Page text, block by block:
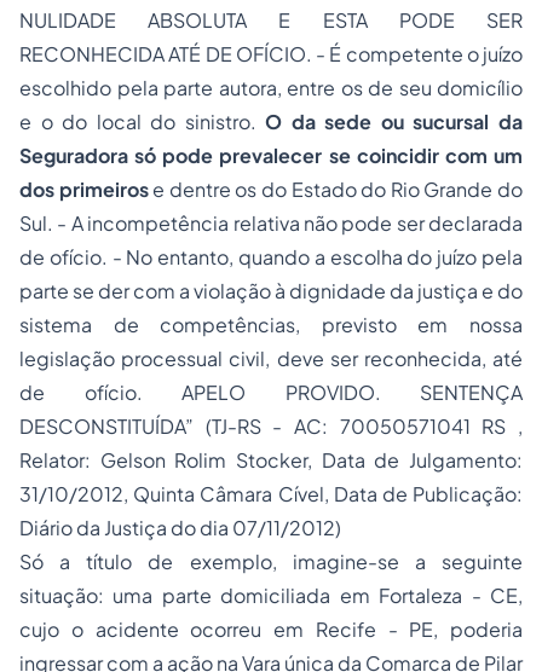
NULIDADE ABSOLUTA E ESTA PODE SER
RECONHECIDA ATÉ DE OFÍCIO. - É competente o juízo
escolhido pela parte autora, entre os de seu domicílio
e o do local do sinistro.O da sede ou sucursal da
Seguradora só pode prevalecer se coincidir com um
dos primeirose dentre os do Estado do Rio Grande do
Sul. - A incompetência relativa não pode ser declarada
de ofício. - No entanto, quando a escolha do juízo pela
parte se der com a violação à dignidade da justiça e do
sistema de competências, previsto em nossa
legislação processual civil, deve ser reconhecida, até
de ofício. APELO PROVIDO. SENTENÇA
DESCONSTITUÍDA” (TJ-RS - AC: 70050571041 RS ,
Relator: Gelson Rolim Stocker, Data de Julgamento:
31/10/2012, Quinta Câmara Cível, Data de Publicação:
Diário da Justiça do dia 07/11/2012)
Só a título de exemplo, imagine-se a seguinte
situação: uma parte domiciliada em Fortaleza - CE,
cujo o acidente ocorreu em Recife - PE, poderia
ingressar com a ação na Vara única da Comarca de Pilar